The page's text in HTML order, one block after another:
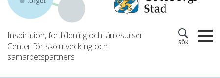
Inspiration, fortbildning och lärresurser
Center för skolutveckling och
samarbetspartners
SÖK